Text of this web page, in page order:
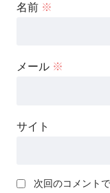
名前 ※
メール ※
サイト
次回のコメント